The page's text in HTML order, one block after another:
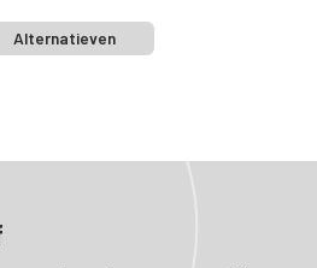
Alternatieven